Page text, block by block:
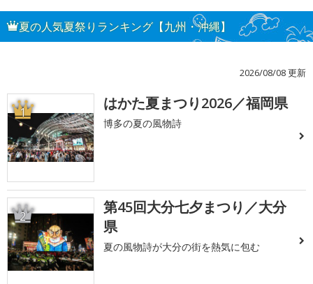
夏の人気夏祭りランキング【九州・沖縄】
2026/08/08 更新
1 はかた夏まつり2026／福岡県
博多の夏の風物詩
2
第45回大分七夕まつり／大分
県
夏の風物詩が大分の街を熱気に包む